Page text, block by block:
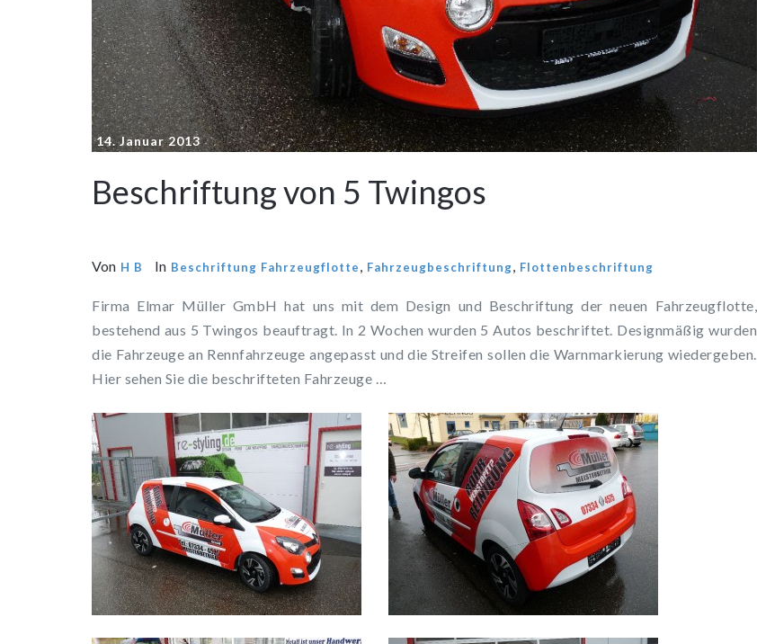
14. Januar 2013
Beschriftung von 5 Twingos
Von H B In Beschriftung Fahrzeugflotte Fahrzeugbeschriftung Flottenbeschriftung
Firma Elmar Müller GmbH hat uns mit dem Design und Beschriftung der neuen Fahrzeugflotte,
bestehend aus 5 Twingos beauftragt. In 2 Wochen wurden 5 Autos beschriftet. Designmäßig wurden
die Fahrzeuge an Rennfahrzeuge angepasst und die Streifen sollen die Warnmarkierung wiedergeben.
Hier sehen Sie die beschrifteten Fahrzeuge …